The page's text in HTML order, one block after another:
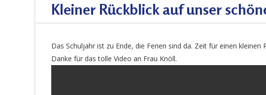
Kleiner Rückblick auf unser
Das Schuljahr ist zu Ende, die Ferien sind da. Zeit für einen kleinen
Danke für das tolle Video an Frau Knöll.